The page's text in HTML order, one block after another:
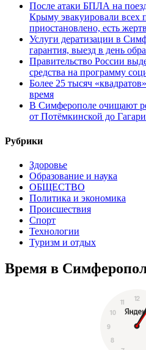
После атаки БПЛА на
Крыму эвакуировали всех
приостановлено, есть
Услуги дератизации в
гарантия, выезд в день
Правительство России
средства на программу
Более 25 тысяч
время
В Симферополе очищают
от Потёмкинской до
Рубрики
Здоровье
Образование и наука
ОБЩЕСТВО
Политика и экономика
Происшествия
Спорт
Технологии
Туризм и отдых
Время в